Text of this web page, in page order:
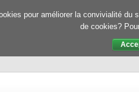
pour améliorer la convivialité
de cookies?